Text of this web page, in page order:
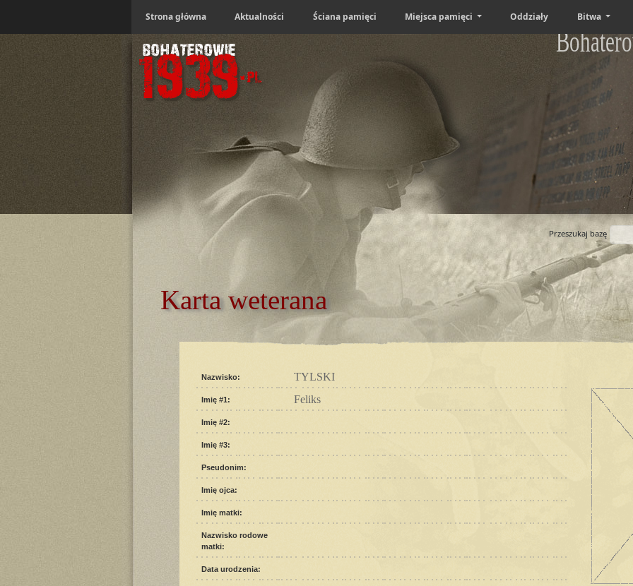
Strona główna Aktualności Ściana pamięci Miejsca pamięci Oddziały Bitwa
Przeszukaj bazę
Karta weterana
Nazwisko: TYLSKI
Imię #1: Feliks
Imię #2:
Imię #3:
Pseudonim:
Imię ojca:
Imię matki:
Nazwisko rodowe
matki:
Data urodzenia: